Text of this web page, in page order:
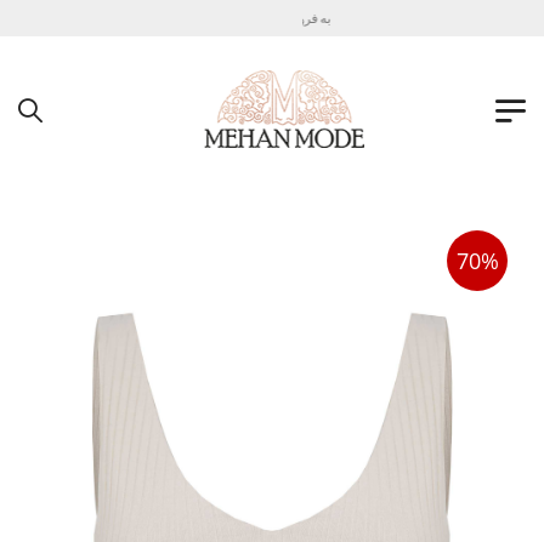
به فروشگاه اینترنتی مهان مد خوش آمدید !
70%